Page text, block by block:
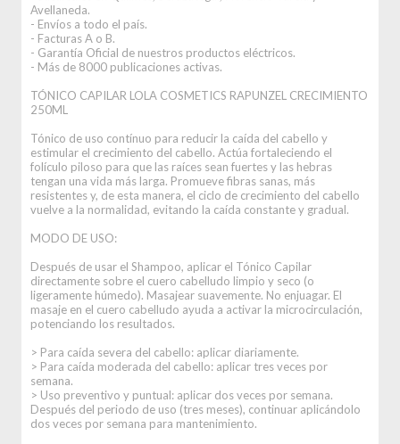
Avellaneda.
- Envíos a todo el país.
- Facturas A o B.
- Garantía Oficial de nuestros productos eléctricos.
- Más de 8000 publicaciones activas.
TÓNICO CAPILAR LOLA COSMETICS RAPUNZEL CRECIMIENTO
250ML
Tónico de uso contínuo para reducir la caída del cabello y
estimular el crecimiento del cabello. Actúa fortaleciendo el
folículo piloso para que las raíces sean fuertes y las hebras
tengan una vida más larga. Promueve fibras sanas, más
resistentes y, de esta manera, el ciclo de crecimiento del cabello
vuelve a la normalidad, evitando la caída constante y gradual.
MODO DE USO:
Después de usar el Shampoo, aplicar el Tónico Capilar
directamente sobre el cuero cabelludo limpio y seco (o
ligeramente húmedo). Masajear suavemente. No enjuagar. El
masaje en el cuero cabelludo ayuda a activar la microcirculación,
potenciando los resultados.
> Para caída severa del cabello: aplicar diariamente.
> Para caída moderada del cabello: aplicar tres veces por
semana.
> Uso preventivo y puntual: aplicar dos veces por semana.
Después del periodo de uso (tres meses), continuar aplicándolo
dos veces por semana para mantenimiento.